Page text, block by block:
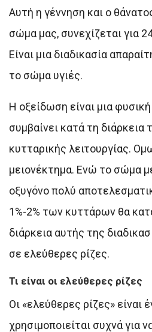
Αυτή η γέννηση και ο
σώμα μας, συνεχίζεται για
Είναι μια διαδικασία
το σώμα υγιές.
Η οξείδωση είναι μια
συμβαίνει κατά τη διάρκεια
κυτταρικής λειτουργίας.
μειονέκτημα. Ενώ το σώμα
οξυγόνο πολύ
1%-2% των κυττάρων θα
διάρκεια αυτής της
σε ελεύθερες ρίζες.
Τι είναι οι ελεύθερες ρίζες
Οι «ελεύθερες ρίζες» είναι
χρησιμοποιείται συχνά για